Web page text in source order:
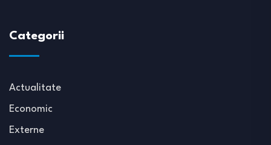
Categorii
Actualitate
Economic
Externe